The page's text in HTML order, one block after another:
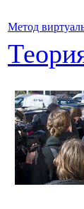
Метод